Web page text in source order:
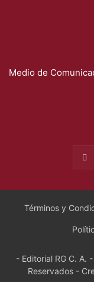
Medio de
Términos y
- Editorial RG C. A.
Reservados -